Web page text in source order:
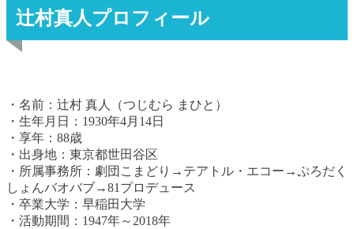
辻村真人プロフィール
・名前：辻村 真人（つじむら まひと）
・生年月日：1930年4月14日
・享年：88歳
・出身地：東京都世田谷区
・所属事務所：劇団こまどり→テアトル・エコー→ぷろだく
しょんバオバブ→81プロデュース
・卒業大学：早稲田大学
・活動期間：1947年～2018年